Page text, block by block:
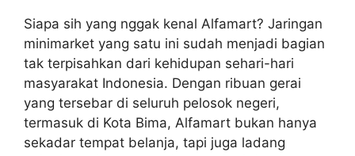
Siapa sih yang nggak kenal Alfamart? Jaringan
minimarket yang satu ini sudah menjadi bagian
tak terpisahkan dari kehidupan sehari-hari
masyarakat Indonesia. Dengan ribuan gerai
yang tersebar di seluruh pelosok negeri,
termasuk di Kota Bima, Alfamart bukan hanya
sekadar tempat belanja, tapi juga ladang